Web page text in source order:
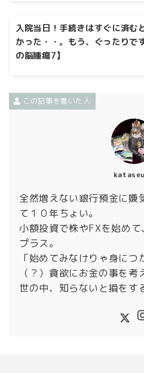
入院当日！手続きはすぐに済む
かった・・。もう、ぐったりで
の脳腫瘍7】
この記事を書いた人
全然増えない銀行預金に嫌
て１０年ちょい。
小額投資で株やFXを始め
プラス。
「始めてみなけりゃ身に
（？）貪欲にお金の事を考
世の中、知らないと損をす